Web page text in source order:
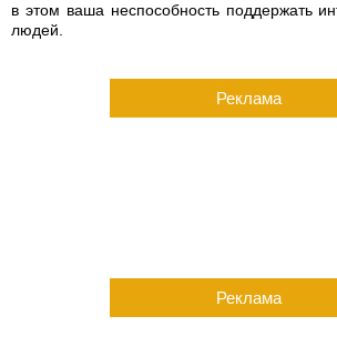
в этом ваша неспособность поддержать
людей.
Реклама
Реклама